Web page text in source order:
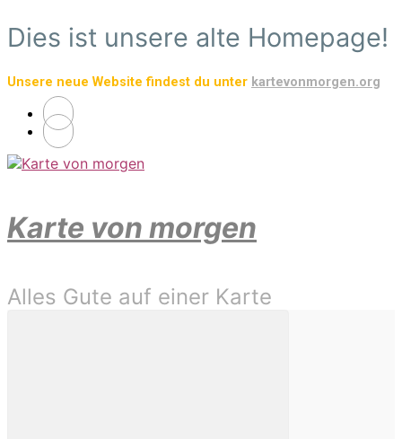
Zum
Hauptinhalt
Dies ist unsere alte Homepage!
Unsere neue Website findest du unter kartevonmorgen.org
Karte von morgen
Alles Gute auf einer Karte